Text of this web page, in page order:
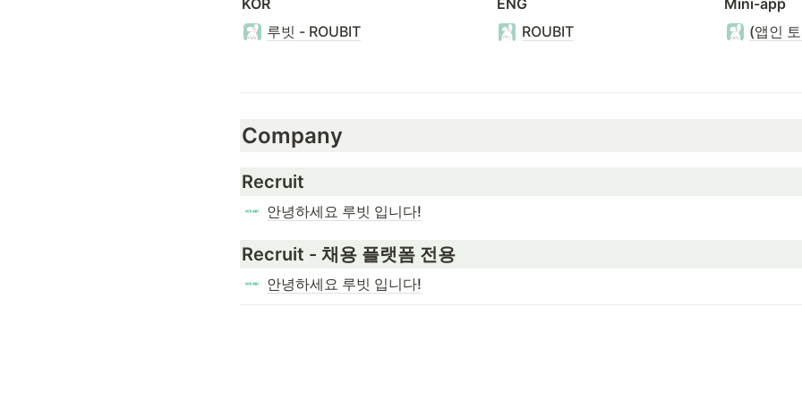
루빗 - ROUBIT
ROUBIT
(앱인
Company
Recruit
안녕하세요 루빗 입니다!
Recruit - 채용 플랫폼 전용
안녕하세요 루빗 입니다!